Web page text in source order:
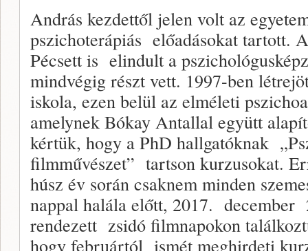
András kezdettől jelen volt az
pszichoterápiás előadásokat tartott.
Pécsett is elindult a
mindvégig részt vett. 1997-ben
iskola, ezen belül az elméleti
amelynek Bókay Antallal együtt
kértük, hogy a PhD hallgatóknak
filmművészet” tartson kurzusokat.
húsz év során csaknem minden
nappal halála előtt, 2017. december
rendezett zsidó filmnapokon
hogy februártól ismét meghirdeti